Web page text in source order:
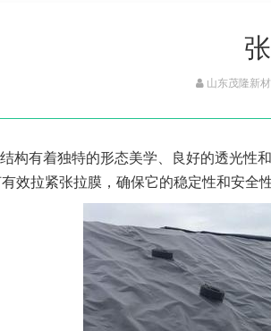
山东茂隆新
构有着独特的形态美学、良好的透光性
效拉紧张拉膜，确保它的稳定性和安全